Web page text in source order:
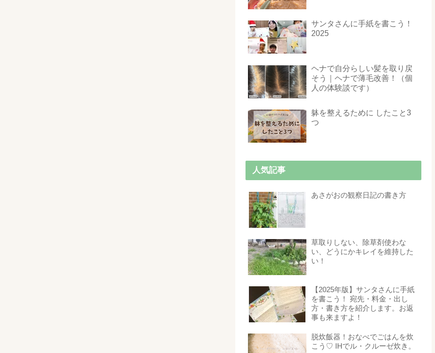
サンタさんに手紙を書こう！
2025
ヘナで自分らしい髪を取り戻
そう｜ヘナで薄毛改善！（個
人の体験談です）
躰を整えるために したこと3
つ
人気記事
あさがおの観察日記の書き方
草取りしない、除草剤使わな
い、どうにかキレイを維持した
い！
【2025年版】サンタさんに手紙
を書こう！ 宛先・料金・出し
方・書き方を紹介します。お返
事も来ますよ！
脱炊飯器！おなべでごはんを炊
こう♡ IHでル・クルーゼ炊き。